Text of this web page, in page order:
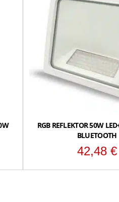
ZVUČNIČKI KABEL
RGB REFLEKTOR 50W
BLUETOOTH
42,48 €